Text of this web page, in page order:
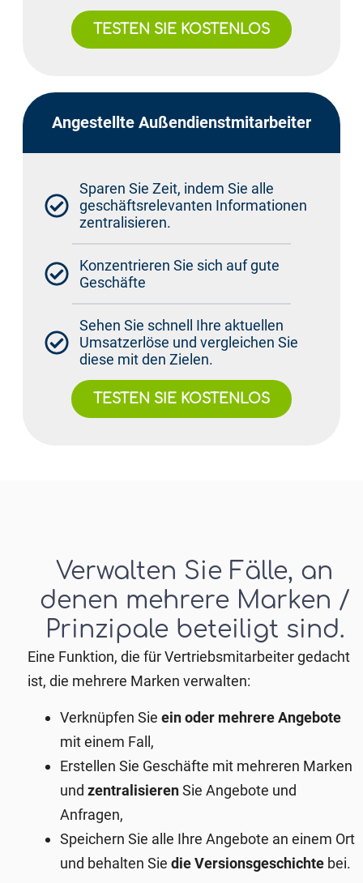
TESTEN SIE KOSTENLOS
Angestellte Außendienstmitarbeiter
Sparen Sie Zeit, indem Sie alle
geschäftsrelevanten Informationen
zentralisieren.
Konzentrieren Sie sich auf gute
Geschäfte
Sehen Sie schnell Ihre aktuellen
Umsatzerlöse und vergleichen Sie
diese mit den Zielen.
TESTEN SIE KOSTENLOS
Verwalten Sie Fälle, an
denen mehrere Marken /
Prinzipale beteiligt sind.
Eine Funktion, die für Vertriebsmitarbeiter gedacht
ist, die mehrere Marken verwalten:
Verknüpfen Sieein oder mehrere Angebote
mit einem Fall,
Erstellen Sie Geschäfte mit mehreren Marken
undzentralisierenSie Angebote und
Anfragen,
Speichern Sie alle Ihre Angebote an einem Ort
und behalten Siedie Versionsgeschichte bei.